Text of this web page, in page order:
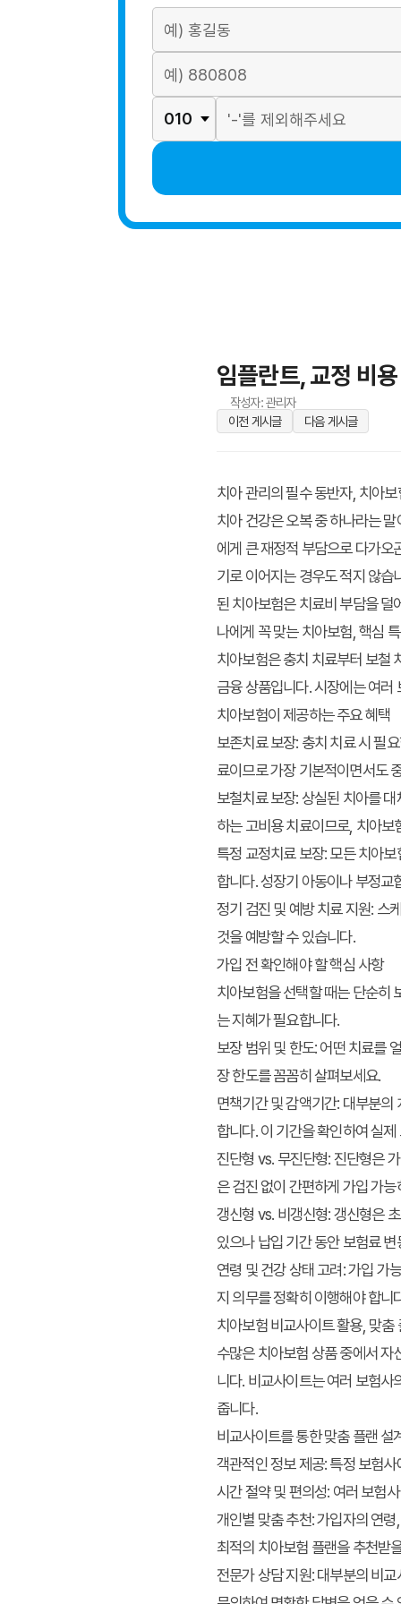
임플란트, 교정 비
작성자: 관리자
이전 게시글
다음 게시글
치아 관리의 필수 동반자, 치아
치아 건강은 오복 중 하나라는
에게 큰 재정적 부담으로 다가오
기로 이어지는 경우도 적지 않습
된 치아보험은 치료비 부담을 덜
나에게 꼭 맞는 치아보험, 핵심
치아보험은 충치 치료부터 보철
금융 상품입니다. 시장에는 여
치아보험이 제공하는 주요 혜택
보존치료 보장: 충치 치료 시 필
료이므로 가장 기본적이면서도
보철치료 보장: 상실된 치아를
하는 고비용 치료이므로, 치아보
특정 교정치료 보장: 모든 치아
합니다. 성장기 아동이나 부정교
정기 검진 및 예방 치료 지원: 스
것을 예방할 수 있습니다.
가입 전 확인해야 할 핵심 사항
치아보험을 선택할 때는 단순히
는 지혜가 필요합니다.
보장 범위 및 한도: 어떤 치료를
장 한도를 꼼꼼히 살펴보세요.
면책기간 및 감액기간: 대부분의
합니다. 이 기간을 확인하여 실
진단형 vs. 무진단형: 진단형은
은 검진 없이 간편하게 가입 가
갱신형 vs. 비갱신형: 갱신형은
있으나 납입 기간 동안 보험료
연령 및 건강 상태 고려: 가입 가
지 의무를 정확히 이행해야 합니
치아보험 비교사이트 활용, 맞춤
수많은 치아보험 상품 중에서 자
니다. 비교사이트는 여러 보험
줍니다.
비교사이트를 통한 맞춤 플랜 설
객관적인 정보 제공: 특정 보험
시간 절약 및 편의성: 여러 보험
개인별 맞춤 추천: 가입자의 연
최적의 치아보험 플랜을 추천받
전문가 상담 지원: 대부분의 비